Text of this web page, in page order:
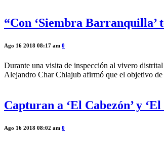
“Con ‘Siembra Barranquilla’
Ago 16 2018 08:17 am 0
Durante una visita de inspección al vivero
Alejandro Char Chlajub afirmó que el objetivo de
Capturan a ‘El Cabezón’ y
Ago 16 2018 08:02 am 0